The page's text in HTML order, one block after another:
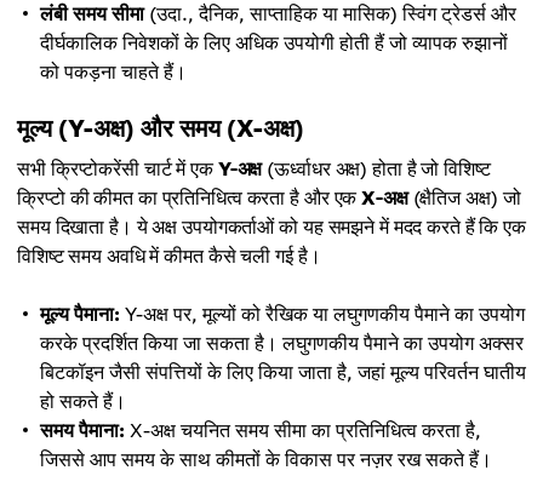
लंबी समय सीमा(उदा., दैनिक, साप्ताहिक या मासिक) स्विंग ट्रेडर्स और
दीर्घकालिक निवेशकों के लिए अधिक उपयोगी होती हैं जो व्यापक रुझानों
को पकड़ना चाहते हैं।
मूल्य (Y-अक्ष) और समय (X-अक्ष)
सभी क्रिप्टोकरेंसी चार्ट में एकY-अक्ष(ऊर्ध्वाधर अक्ष) होता है जो विशिष्ट
क्रिप्टो की कीमत का प्रतिनिधित्व करता है और एकX-अक्ष(क्षैतिज अक्ष) जो
समय दिखाता है। ये अक्ष उपयोगकर्ताओं को यह समझने में मदद करते हैं कि एक
विशिष्ट समय अवधि में कीमत कैसे चली गई है।
मूल्य पैमाना: Y-अक्ष पर, मूल्यों को रैखिक या लघुगणकीय पैमाने का उपयोग
करके प्रदर्शित किया जा सकता है। लघुगणकीय पैमाने का उपयोग अक्सर
बिटकॉइन जैसी संपत्तियों के लिए किया जाता है, जहां मूल्य परिवर्तन घातीय
हो सकते हैं।
समय पैमाना: X-अक्ष चयनित समय सीमा का प्रतिनिधित्व करता है,
जिससे आप समय के साथ कीमतों के विकास पर नज़र रख सकते हैं।